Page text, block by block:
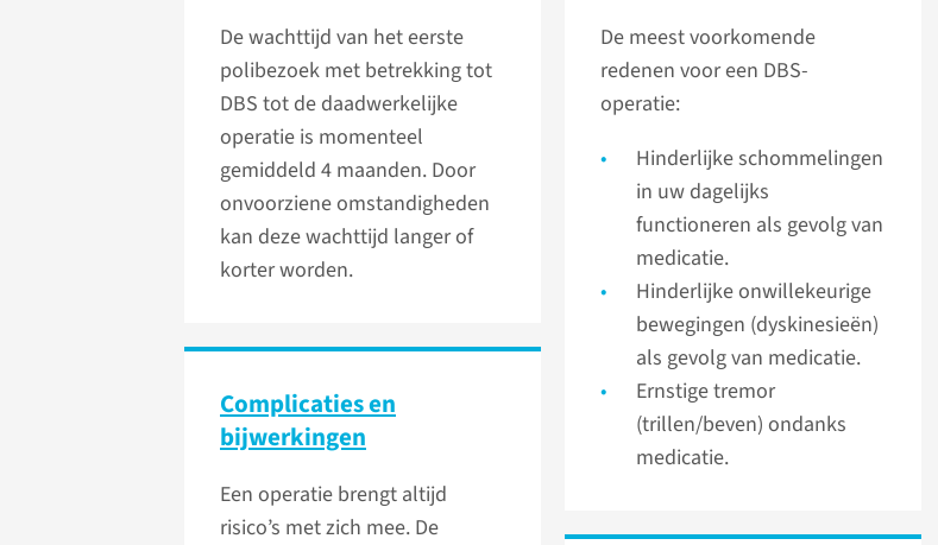
De wachttijd van het eerste
polibezoek met betrekking tot
DBS tot de daadwerkelijke
operatie is momenteel
gemiddeld 4 maanden. Door
onvoorziene omstandigheden
kan deze wachttijd langer of
korter worden.
De meest voorkomende
redenen voor een DBS-
operatie:
Hinderlijke schommelingen
in uw dagelijks
functioneren als gevolg van
medicatie.
Hinderlijke onwillekeurige
bewegingen (dyskinesieën)
als gevolg van medicatie.
Ernstige tremor
(trillen/beven) ondanks
medicatie.
Complicaties en
bijwerkingen
Een operatie brengt altijd
risico’s met zich mee. De